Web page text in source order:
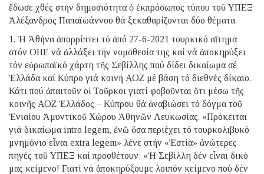
ἔδωσε χθές στήν δημοσιότητα ὁ ἐκπρόσωπος τύπου τοῦ ΥΠΕΞ
Ἀλέξανδρος Παπαϊωάννου θά ξεκαθαρίζονται δύο θέματα.
1. Ἡ Ἀθήνα ἀπορρίπτει τό ἀπό 27-6-2021 τουρκικό αἴτημα
στόν ΟΗΕ νά ἀλλάξει τήν νομοθεσία της καί νά ἀποκηρύξει
τόν εὐρωπαϊκό χάρτη τῆς Σεβίλλης πού δίδει δικαίωμα σέ
Ἑλλάδα καί Κύπρο γιά κοινή ΑΟΖ μέ βάση τό διεθνές δίκαιο.
Κάτι πού ἀπαιτοῦν οἱ Τοῦρκοι γιατί φοβοῦνται ὅτι μέσω τῆς
κοινῆς ΑΟΖ Ἑλλάδος – Κύπρου θά ἀναβιώσει τό δόγμα τοῦ
Ἑνιαίου Ἀμυντικοῦ Χώρου Ἀθηνῶν Λευκωσίας. «Πρόκειται
γιά δικαίωμα intro legem, ἐνῶ ὅσα περιέχει τό τουρκολιβυκό
μνημόνιο εἶναι extra legem» λένε στήν «Ἑστία» ἀνώτερες
πηγές τοῦ ΥΠΕΞ καί προσθέτουν: «Ἡ Σεβίλλη δέν εἶναι δικό
μας κείμενο! Γιατί νά ἀποκηρύξουμε λοιπόν κείμενο πού δέν